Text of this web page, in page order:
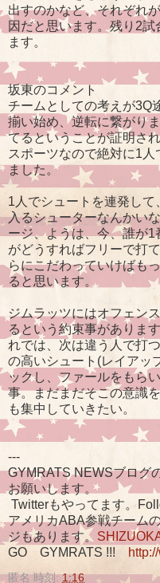
出すのかなど、それぞれ
因だと思います。残り2
ます。
坂東のコメント
チームとしての考えが3Q
揃い始め、逆転に繋がり
てるということが証明さ
スポーツなので絶対に1
ました。
1人でシュートを連発し
入るシューターなんかい
ージ、ようは、今、誰が
がどうすればフリーで打
らにこだわっていけばも
ると思います。
ジムラッツにはオフェン
るという約束事がありま
れでは、次は違う人で打
の高いシュート(レイアッ
ックし、ファールをもら
事。まだまだそこの意識
も集中していきたい。
---
GYMRATS NEWSブログ
お願いします。
Twitterもやってます。
アメリカABA参戦チーム
ジもあります。
GO GYMRATS !!!
匿名 時刻:1:16